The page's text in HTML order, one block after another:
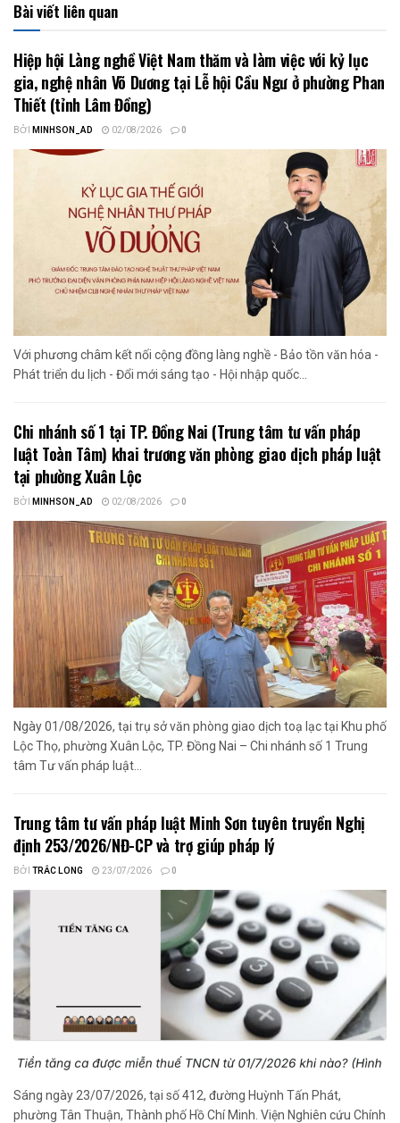
Bài viết liên quan
Hiệp hội Làng nghề Việt Nam thăm và làm việc với kỷ lục
gia, nghệ nhân Võ Dương tại Lễ hội Cầu Ngư ở phường Phan
Thiết (tỉnh Lâm Đồng)
BỞI MINHSON_AD 02/08/2026 0
Với phương châm kết nối cộng đồng làng nghề - Bảo tồn văn hóa -
Phát triển du lịch - Đổi mới sáng tạo - Hội nhập quốc...
Chi nhánh số 1 tại TP. Đồng Nai (Trung tâm tư vấn pháp
luật Toàn Tâm) khai trương văn phòng giao dịch pháp luật
tại phường Xuân Lộc
BỞI MINHSON_AD 02/08/2026 0
Ngày 01/08/2026, tại trụ sở văn phòng giao dịch toạ lạc tại Khu phố
Lộc Thọ, phường Xuân Lộc, TP. Đồng Nai – Chi nhánh số 1 Trung
tâm Tư vấn pháp luật...
Trung tâm tư vấn pháp luật Minh Sơn tuyên truyền Nghị
định 253/2026/NĐ-CP và trợ giúp pháp lý
BỞI TRẮC LONG 23/07/2026 0
Sáng ngày 23/07/2026, tại số 412, đường Huỳnh Tấn Phát,
phường Tân Thuận, Thành phố Hồ Chí Minh. Viện Nghiên cứu Chính